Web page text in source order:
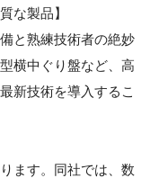
な製品】
と熟練技術者の絶妙
横中ぐり盤など、高
新技術を導入するこ
ます。同社では、数